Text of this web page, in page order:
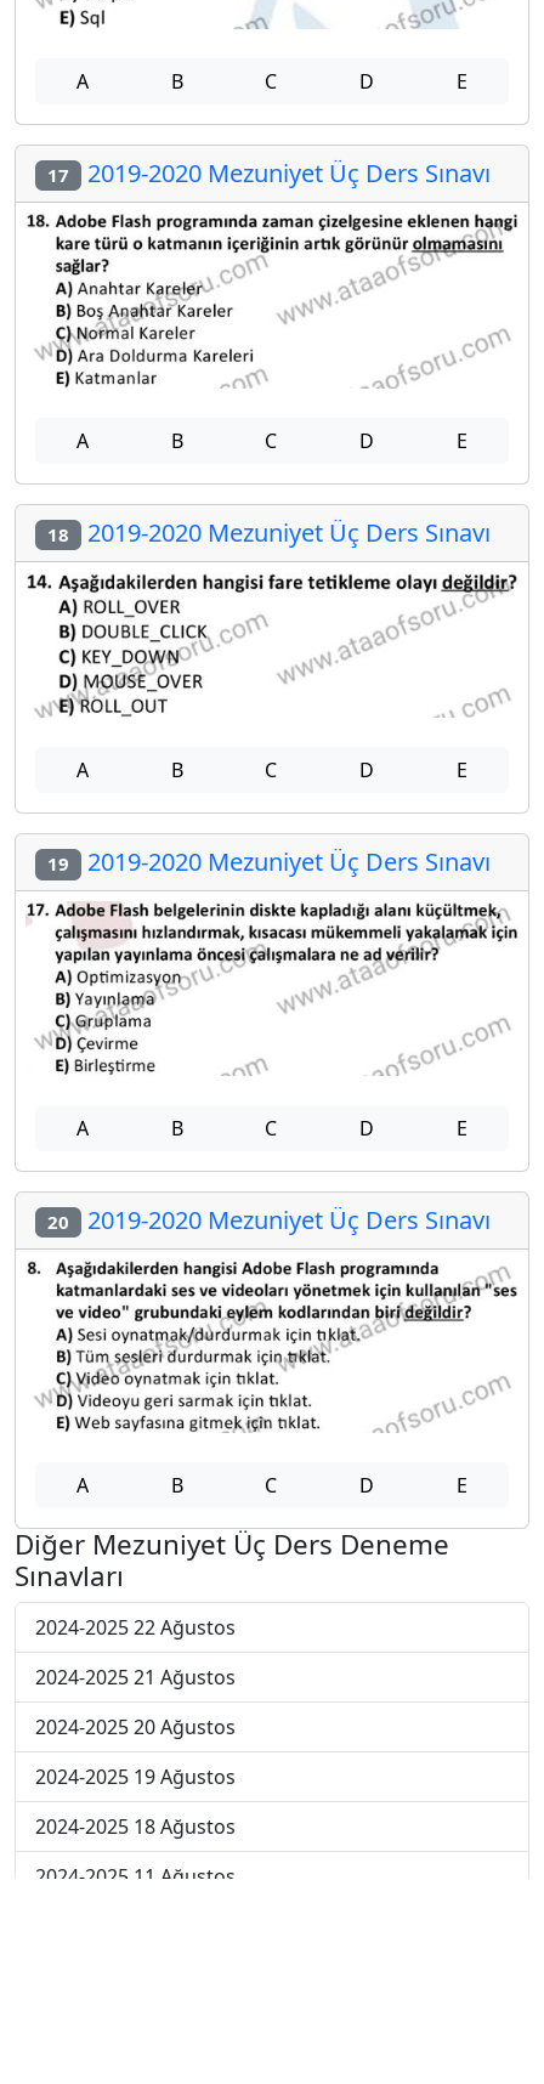
A B C D E
17 2019-2020 Mezuniyet Üç Ders Sınavı
A B C D E
18 2019-2020 Mezuniyet Üç Ders Sınavı
A B C D E
19 2019-2020 Mezuniyet Üç Ders Sınavı
A B C D E
20 2019-2020 Mezuniyet Üç Ders Sınavı
A B C D E
Diğer Mezuniyet Üç Ders Deneme
Sınavları
2024-2025 22 Ağustos
2024-2025 21 Ağustos
2024-2025 20 Ağustos
2024-2025 19 Ağustos
2024-2025 18 Ağustos
2024-2025 11 Ağustos